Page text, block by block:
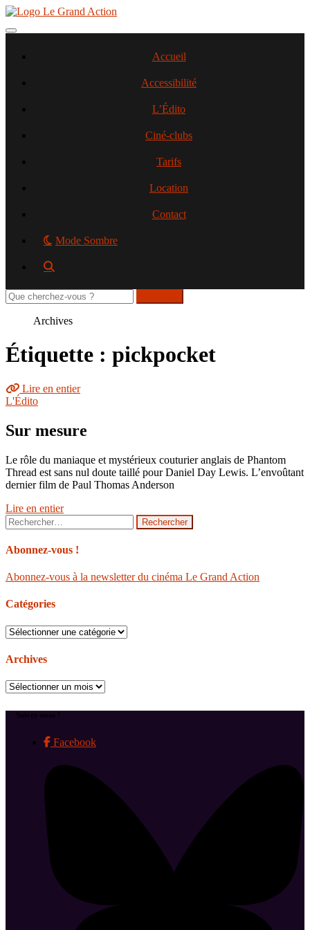
Aller
contenu
Toggle navigation
Accueil
Accessibilité
L’Édito
Ciné-clubs
Tarifs
Location
Contact
Mode Sombre
Rechercher
sur
Archives
Étiquette : pickpocket
Lire en entier
L'Édito
Sur mesure
Le rôle du maniaque et mystérieux couturier anglais de Phantom
Thread est sans nul doute taillé pour Daniel Day Lewis. L’envoûtant
dernier film de Paul Thomas Anderson
Lire en entier
Rechercher :
Abonnez-vous !
Abonnez-vous à la newsletter du cinéma Le Grand Action
Catégories
Catégories
Archives
Archives
Suivez-nous !
Facebook